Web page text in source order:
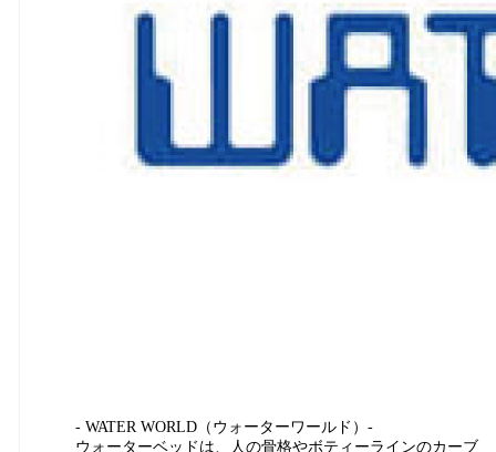
- WATER WORLD（ウォーターワールド）-
ウォーターベッドは、人の骨格やボティーラインのカーブ